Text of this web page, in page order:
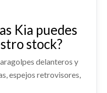
Kia puedes
stock?
delanteros y
espejos retrovisores,